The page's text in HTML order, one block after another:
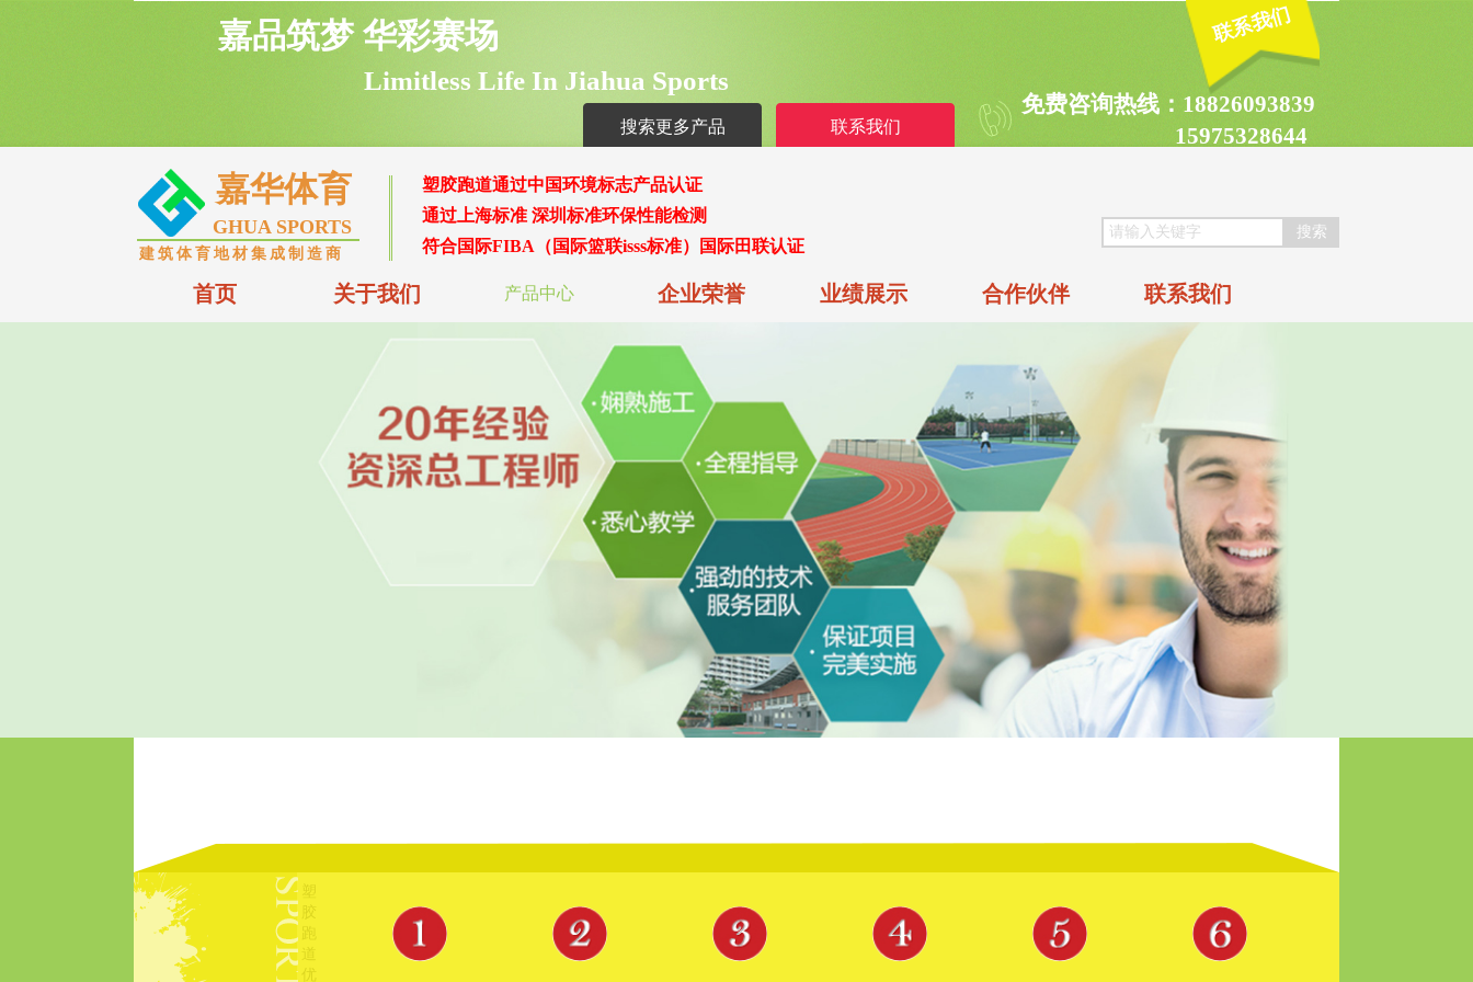
联系我们
嘉品筑梦 华彩赛场
Limitless Life In Jiahua Sports
搜索更多产品 联系我们
免费咨询热线：18826093839
15975328644
搜索
塑胶跑道通过中国环境标志产品认证
通过上海标准 深圳标准环保性能检测
符合国际FIBA （ 国际篮联isss标准） 国际田联认证
嘉华体育
首页 关于我们 产品中心 企业荣誉 业绩展示 合作伙伴 联系我们
建筑体育地材集 成制造商
GHUA SPORTS
塑
胶
跑
优